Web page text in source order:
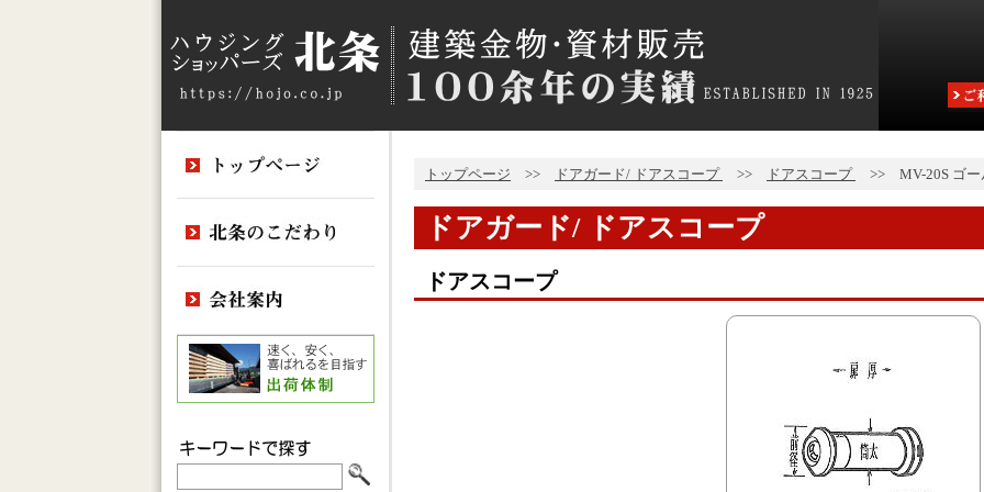
トップページ >> ドアガード/ ドアスコープ >> ドアスコープ >> MV-20S ゴ
ドアガード/ ドアスコープ
ドアスコープ